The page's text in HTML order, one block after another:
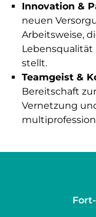
Innovation &
neuen
Arbeitsweise,
stellt.
Teamgeist &
Bereitschaft
Vernetzung